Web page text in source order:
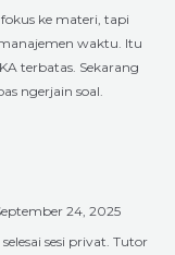
ke materi, tapi
waktu. Itu
terbatas. Sekarang
ngerjain soal.
24, 2025
sesi privat. Tutor